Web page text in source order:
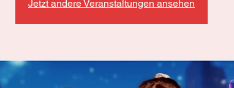
Jetzt andere Veranstaltungen ansehen